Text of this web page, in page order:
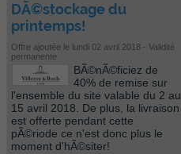
DÃ©stockage du
printemps!
Offre ajoutée le lundi 02 avril 2018 - Validité
permanente
BÃ©nÃ©ficiez de
40% de remise sur
l'ensemble du site valable du 2 au
15 avril 2018. De plus, la livraison
est offerte pendant cette
pÃ©riode ce n'est donc plus le
moment d'hÃ©siter!